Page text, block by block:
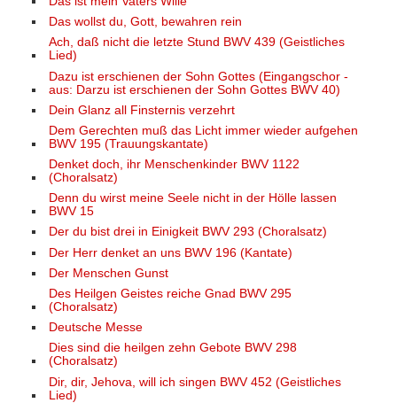
Das wollst du, Gott, bewahren rein
Ach, daß nicht die letzte Stund BWV 439 (Geistliches
Lied)
Dazu ist erschienen der Sohn Gottes (Eingangschor -
aus: Darzu ist erschienen der Sohn Gottes BWV 40)
Dein Glanz all Finsternis verzehrt
Dem Gerechten muß das Licht immer wieder aufgehen
BWV 195 (Trauungskantate)
Denket doch, ihr Menschenkinder BWV 1122
(Choralsatz)
Denn du wirst meine Seele nicht in der Hölle lassen
BWV 15
Der du bist drei in Einigkeit BWV 293 (Choralsatz)
Der Herr denket an uns BWV 196 (Kantate)
Der Menschen Gunst
Des Heilgen Geistes reiche Gnad BWV 295
(Choralsatz)
Deutsche Messe
Dies sind die heilgen zehn Gebote BWV 298
(Choralsatz)
Dir, dir, Jehova, will ich singen BWV 452 (Geistliches
Lied)